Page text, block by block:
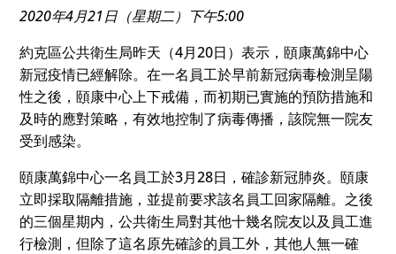
2020年4月21日（星期二）下午5:00
約克區公共衛生局昨天（4月20日）表示，頤康萬錦中心
新冠疫情已經解除。在一名員工於早前新冠病毒檢測呈陽
性之後，頤康中心上下戒備，而初期已實施的預防措施和
及時的應對策略，有效地控制了病毒傳播，該院無一院友
受到感染。
頤康萬錦中心一名員工於3月28日，確診新冠肺炎。頤康
立即採取隔離措施，並提前要求該名員工回家隔離。之後
的三個星期内，公共衛生局對其他十幾名院友以及員工進
行檢測，但除了這名原先確診的員工外，其他人無一確